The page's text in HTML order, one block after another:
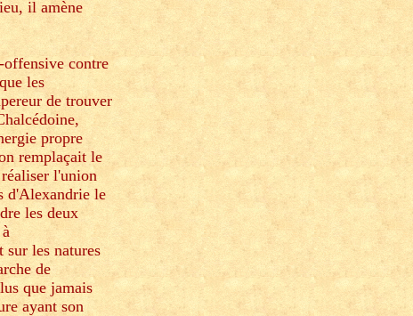
il amène
offensive contre
les
de trouver
propre
remplaçait le
l'union
d'Alexandrie le
les deux
sur les natures
de
que jamais
ayant son